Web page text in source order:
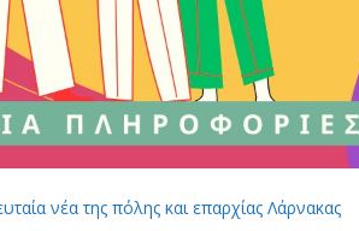
νέα της πόλης και επαρχίας Λάρνακας